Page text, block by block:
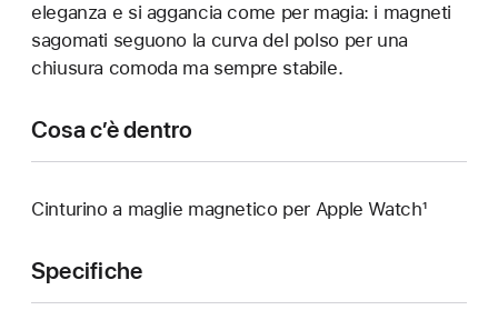
eleganza e si aggancia come per magia: i magneti
sagomati seguono la curva del polso per una
chiusura comoda ma sempre stabile.
Cosa c’è dentro
Cinturino a maglie magnetico per Apple Watch¹
Specifiche